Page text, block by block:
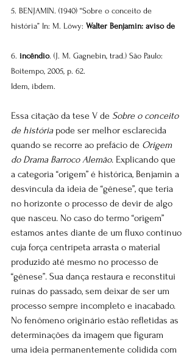
5. BENJAMIN. (1940) “Sobre o conceito de
história” In: M. Löwy: Walter Benjamin: aviso de
6. incêndio. (J. M. Gagnebin, trad.) São Paulo:
Boitempo, 2005, p. 62.
Idem, ibdem.
Essa citação da tese V de Sobre o conceito
de história pode ser melhor esclarecida
quando se recorre ao prefácio de Origem
do Drama Barroco Alemão. Explicando que
a categoria “origem” é histórica, Benjamin a
desvincula da ideia de “gênese”, que teria
no horizonte o processo de devir de algo
que nasceu. No caso do termo “origem”
estamos antes diante de um fluxo contínuo
cuja força centrípeta arrasta o material
produzido até mesmo no processo de
“gênese”. Sua dança restaura e reconstitui
ruínas do passado, sem deixar de ser um
processo sempre incompleto e inacabado.
No fenômeno originário estão refletidas as
determinações da imagem que figuram
uma ideia permanentemente colidida com